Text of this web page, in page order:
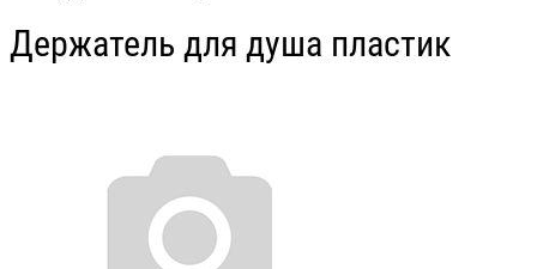
Держатель для душа пластик